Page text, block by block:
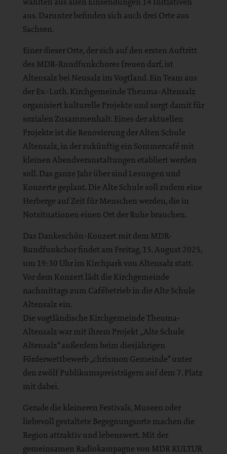
aus. Darunter befinden sich auch drei Orte aus
Sachsen.
Einer dieser Orte, der sich auf den ersten Auftritt
des MDR-Rundfunkchores freuen darf, ist
Altensalz bei Neusalz im Vogtland. Ein Team aus
der Ev.-Luth. Kirchgemeinde Theuma-Altensalz
organisiert kulturelle Projekte und sorgt damit für
sozialen Zusammenhalt. Eines der aktuellen
Projekte ist die Renovierung der Alten Schule
Altensalz, in der zukünftig ein Sommercafé mit
kleinen Abendveranstaltungen etabliert werden
soll. Das ganze Jahr über sind Lesungen und
Konzerte geplant. Die Alte Schule soll zudem eine
Herberge auf Zeit für Menschen werden, die in
Notsituationen einen Ort der Ruhe brauchen.
Das Dankeschön-Konzert mit dem MDR-
Rundfunkchor findet am Freitag, 15. August 2025,
um 19:30 Uhr im Kirchpark von Altensalz statt.
Vor dem Konzert lädt die Kirchgemeinde
nachmittags zum Cafébetrieb in die Alte Schule
Altensalz ein.
Die vogtländische Kirchgemeinde Theuma-
Altensalz war mit ihrem Projekt „Alte Schule
Altensalz“ außerdem beim diesjährigen
Förderwettbewerb „chrismon Gemeinde“ unter
den zwölf Publikumspreisträgern auf dem 7. Platz
mit dabei.
Gerade die kleineren Festivals, Museen oder
liebevoll gestaltete Begegnungsorte machen die
Region attraktiv und lebenswert. Mit der
gemeinsamen Radiokampagne von MDR KULTUR